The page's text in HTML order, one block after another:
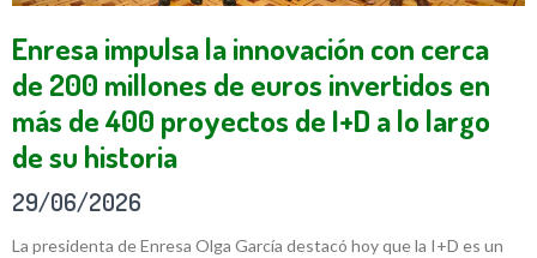
Enresa impulsa la innovación con cerca
de 200 millones de euros invertidos en
más de 400 proyectos de I+D a lo largo
de su historia
29/06/2026
La presidenta de Enresa Olga García destacó hoy que la I+D es un